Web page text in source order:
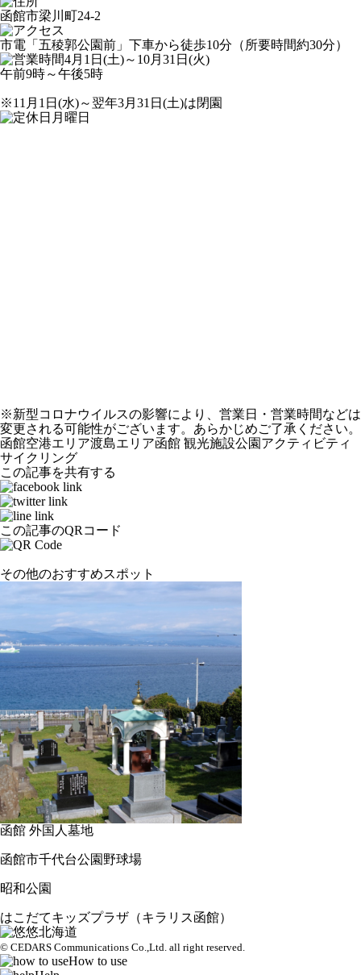
函館市梁川町24-2
市電「五稜郭公園前」下車から徒歩10分（所要時間約30分）
4月1日(土)～10月31日(火)
午前9時～午後5時
※11月1日(水)～翌年3月31日(土)は閉園
月曜日
※新型コロナウイルスの影響により、営業日・営業時間などは
変更される可能性がございます。あらかじめご了承ください。
函館空港エリア渡島エリア函館 観光施設公園 アクティビティ
サイクリング
この記事を共有する
この記事のQRコード
その他のおすすめスポット
函館 外国人墓地
函館市千代台公園野球場
昭和公園
はこだてキッズプラザ（キラリス函館）
© CEDARS Communications Co.,Ltd. all right reserved.
How to use